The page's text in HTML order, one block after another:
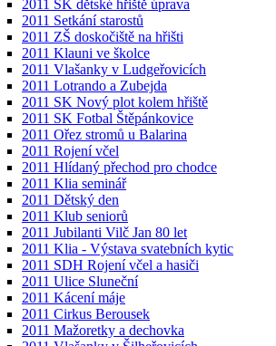
2011 SK dětské hřiště úprava
2011 Setkání starostů
2011 ZŠ doskočiště na hřišti
2011 Klauni ve školce
2011 Vlašanky v Ludgeřovicích
2011 Lotrando a Zubejda
2011 SK Nový plot kolem hřiště
2011 SK Fotbal Štěpánkovice
2011 Ořez stromů u Balarina
2011 Rojení včel
2011 Hlídaný přechod pro chodce
2011 Klia seminář
2011 Dětský den
2011 Klub seniorů
2011 Jubilanti Vilč Jan 80 let
2011 Klia - Výstava svatebních kytic
2011 SDH Rojení včel a hasiči
2011 Ulice Sluneční
2011 Kácení máje
2011 Cirkus Berousek
2011 Mažoretky a dechovka